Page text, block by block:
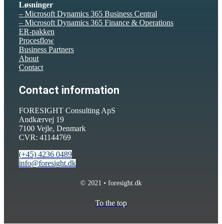
Løsninger
– Microsoft Dynamics 365 Business Central
– Microsoft Dynamics 365 Finance & Operations
ER-pakken
Procesflow
Business Partners
About
Contact
Contact information
FORESIGHT Consulting ApS
Andkærvej 19
7100 Vejle, Denmark
CVR: 41144769
(+45) 4236 0489
info@foresight.dk
© 2021 • foresight.dk
To the top